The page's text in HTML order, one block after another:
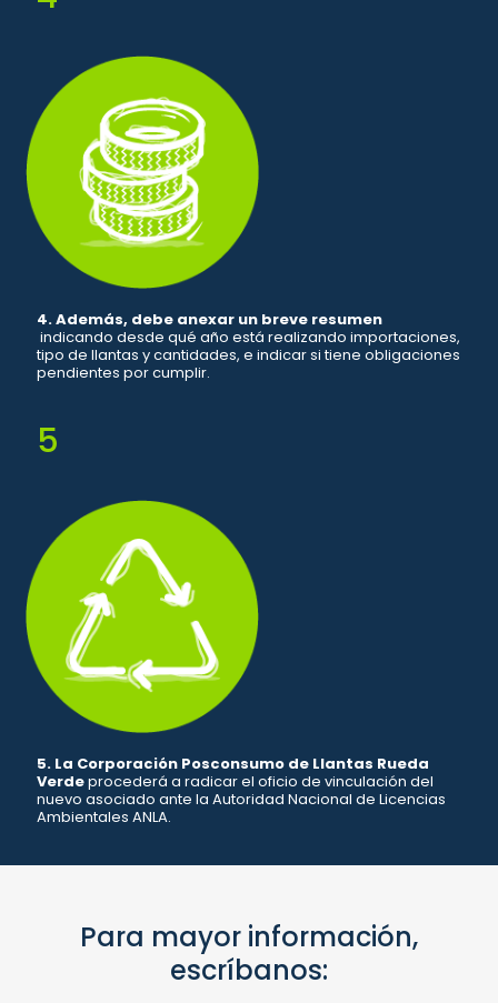
4. Además, debe anexar un breve resumen
indicando desde qué año está realizando importaciones,
tipo de llantas y cantidades, e indicar si tiene obligaciones
pendientes por cumplir.
5
5. La Corporación Posconsumo de Llantas Rueda
Verdeprocederá a radicar el oficio de vinculación del
nuevo asociado ante la Autoridad Nacional de Licencias
Ambientales ANLA.
Para mayor información,
escríbanos: